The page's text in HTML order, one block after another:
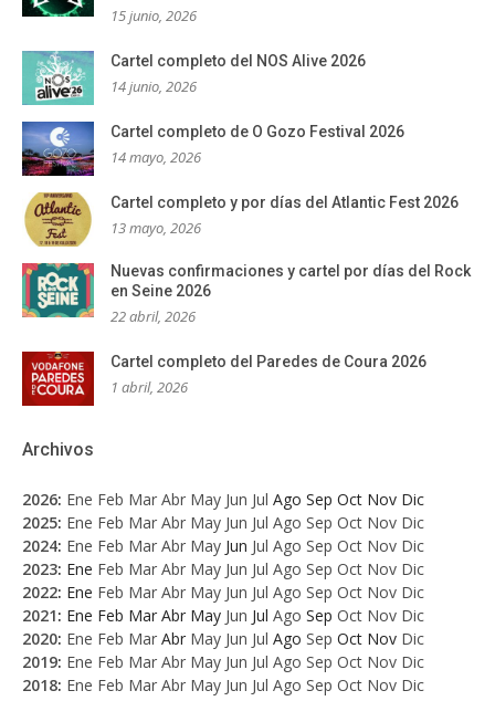
15 junio, 2026
Cartel completo del NOS Alive 2026
14 junio, 2026
Cartel completo de O Gozo Festival 2026
14 mayo, 2026
Cartel completo y por días del Atlantic Fest 2026
13 mayo, 2026
Nuevas confirmaciones y cartel por días del Rock
en Seine 2026
22 abril, 2026
Cartel completo del Paredes de Coura 2026
1 abril, 2026
Archivos
2026: Ene Feb Mar Abr May Jun Jul Ago Sep Oct Nov Dic
2025: Ene Feb Mar Abr May Jun Jul Ago Sep Oct Nov Dic
2024: Ene Feb Mar Abr May Jun Jul Ago Sep Oct Nov Dic
2023: Ene Feb Mar Abr May Jun Jul Ago Sep Oct Nov Dic
2022: Ene Feb Mar Abr May Jun Jul Ago Sep Oct Nov Dic
2021: Ene Feb Mar Abr May Jun Jul Ago Sep Oct Nov Dic
2020: Ene Feb Mar Abr May Jun Jul Ago Sep Oct Nov Dic
2019: Ene Feb Mar Abr May Jun Jul Ago Sep Oct Nov Dic
2018: Ene Feb Mar Abr May Jun Jul Ago Sep Oct Nov Dic